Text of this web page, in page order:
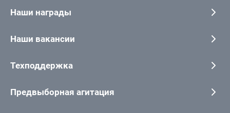
Наши награды
Наши вакансии
Техподдержка
Предвыборная агитация